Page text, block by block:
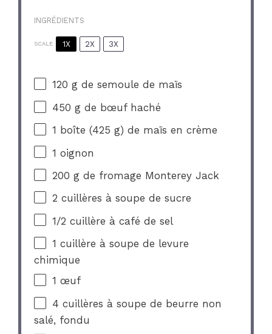
INGRÉDIENTS
SCALE 1X 2X 3X
120 g de semoule de maïs
450 g de bœuf haché
1 boîte (425 g) de maïs en crème
1 oignon
200 g de fromage Monterey Jack
2 cuillères à soupe de sucre
1/2 cuillère à café de sel
1 cuillère à soupe de levure
chimique
1 œuf
4 cuillères à soupe de beurre non
salé, fondu